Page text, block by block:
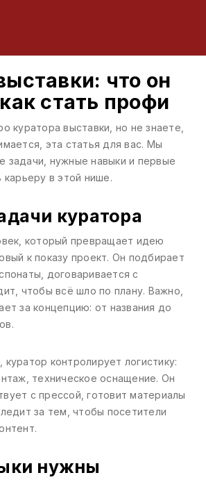
что он
стать профи
куратора выставки, но не знаете,
эта статья для вас. Мы
задачи, нужные навыки и первые
карьеру в этой нише.
куратора
который превращает идею
к показу проект. Он подбирает
договаривается с
чтобы всё шло по плану. Важно,
за концепцию: от названия до
контролирует логистику:
техническое оснащение. Он
с прессой, готовит материалы
за тем, чтобы посетители
нужны